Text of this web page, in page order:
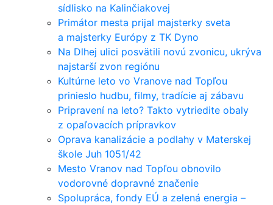
sídlisko na Kalinčiakovej
Primátor mesta prijal majsterky sveta
a majsterky Európy z TK Dyno
Na Dlhej ulici posvätili novú zvonicu, ukrýva
najstarší zvon regiónu
Kultúrne leto vo Vranove nad Topľou
prinieslo hudbu, filmy, tradície aj zábavu
Pripravení na leto? Takto vytriedite obaly
z opaľovacích prípravkov
Oprava kanalizácie a podlahy v Materskej
škole Juh 1051/42
Mesto Vranov nad Topľou obnovilo
vodorovné dopravné značenie
Spolupráca, fondy EÚ a zelená energia –